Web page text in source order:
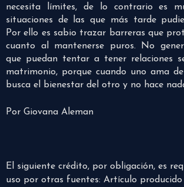
necesita límites, de lo contrario es
situaciones de las que más tarde
Por ello es sabio trazar barreras que
cuanto al mantenerse puros. No
que puedan tentar a tener relaciones
matrimonio, porque cuando uno ama
busca el bienestar del otro y no hace
Por Giovana Aleman
El siguiente crédito, por obligación, es
uso por otras fuentes: Artículo